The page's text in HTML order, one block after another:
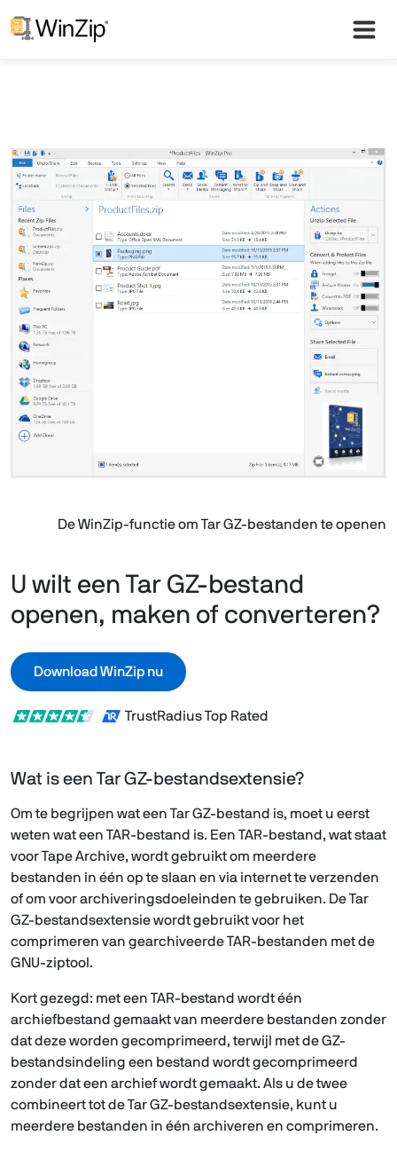
De WinZip-functie om Tar GZ-bestanden te openen
U wilt een Tar GZ-bestand
openen, maken of converteren?
Download WinZip nu
TrustRadius Top Rated
Wat is een Tar GZ-bestandsextensie?
Om te begrijpen wat een Tar GZ-bestand is, moet u eerst
weten wat een TAR-bestand is. Een TAR-bestand, wat staat
voor Tape Archive, wordt gebruikt om meerdere
bestanden in één op te slaan en via internet te verzenden
of om voor archiveringsdoeleinden te gebruiken. De Tar
GZ-bestandsextensie wordt gebruikt voor het
comprimeren van gearchiveerde TAR-bestanden met de
GNU-ziptool.
Kort gezegd: met een TAR-bestand wordt één
archiefbestand gemaakt van meerdere bestanden zonder
dat deze worden gecomprimeerd, terwijl met de GZ-
bestandsindeling een bestand wordt gecomprimeerd
zonder dat een archief wordt gemaakt. Als u de twee
combineert tot de Tar GZ-bestandsextensie, kunt u
meerdere bestanden in één archiveren en comprimeren.